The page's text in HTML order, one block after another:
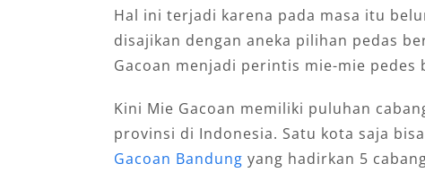
Hal ini terjadi karena pada masa itu
disajikan dengan aneka pilihan pedas
Gacoan menjadi perintis mie-mie pedes
Kini Mie Gacoan memiliki puluhan
provinsi di Indonesia. Satu kota saja
Gacoan Bandung yang hadirkan 5